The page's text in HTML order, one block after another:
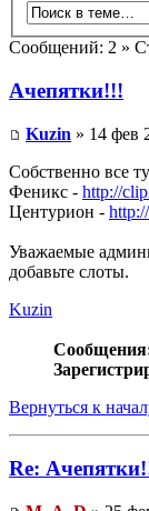
Сообщений: 2 »
Ачепятки!!!
Kuzin » 14 фев
Собственно все
Феникс - http://
Центурион -
Уважаемые
добавьте слоты.
Kuzin
Вернуться к
Re: